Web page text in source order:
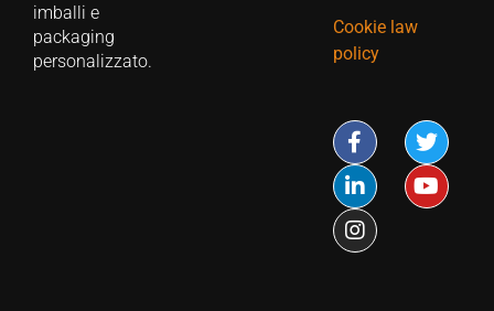
imballi e
packaging
personalizzato.
Cookie law
policy